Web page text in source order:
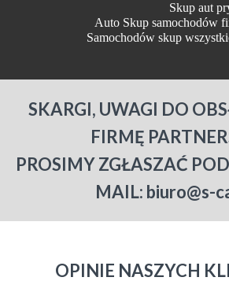
Skup aut
Auto Skup samochodów
Samochodów skup
SKARGI, UWAGI DO
FIRMĘ
PROSIMY ZGŁASZAĆ
MAIL: biuro@s-
OPINIE NASZYCH